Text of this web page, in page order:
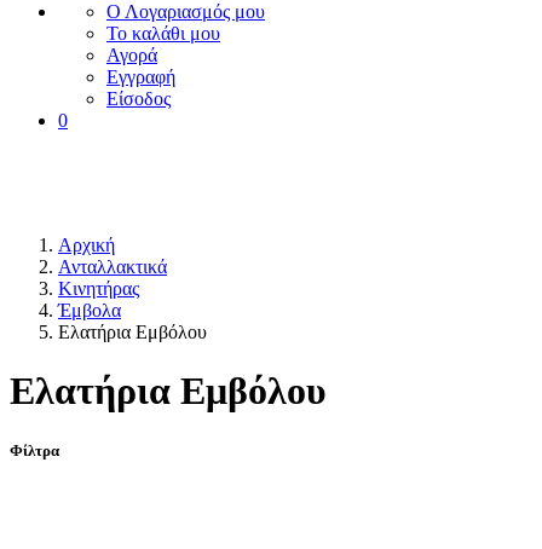
Ο Λογαριασμός μου
Το καλάθι μου
Αγορά
Εγγραφή
Είσοδος
0
Αρχική
Ανταλλακτικά
Κινητήρας
Έμβολα
Ελατήρια Εμβόλου
Ελατήρια Εμβόλου
Φίλτρα